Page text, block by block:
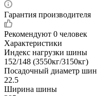
Гарантия производителя
Рекомендуют 0 человек
Характеристики
Индекс нагрузки шины
152/148 (3550кг/3150кг)
Посадочный диаметр
22.5
Ширина шины